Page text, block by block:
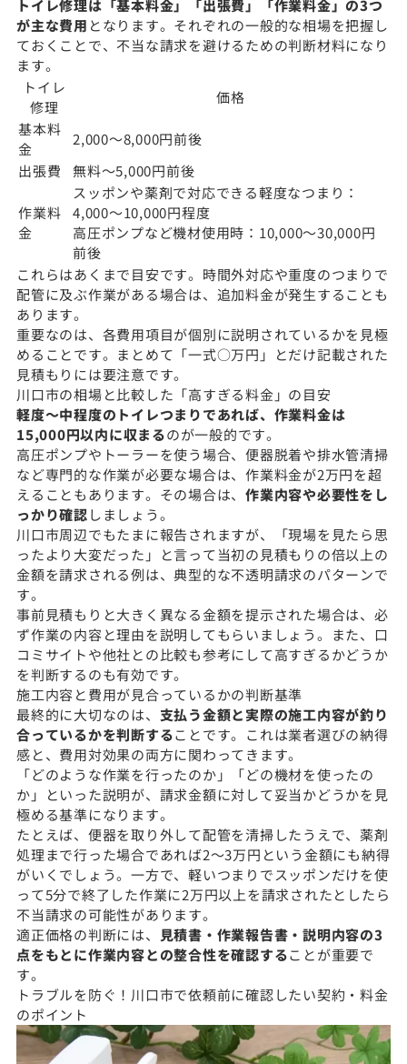
トイレ修理は「基本料金」「出張費」「作業料金」の3つ
が主な費用 となります。それぞれの一般的な相場を把握し
ておくことで、不当な請求を避けるための判断材料になり
ます。
トイレ
修理
価格
基本料
金
2,000〜8,000円前後
出張費
無料〜5,000円前後
作業料
金
スッポンや薬剤で対応できる軽度なつまり：
4,000〜10,000円程度
高圧ポンプなど機材使用時：10,000〜30,000円
前後
これらはあくまで目安です。時間外対応や重度のつまりで
配管に及ぶ作業がある場合は、追加料金が発生することも
あります。
重要なのは、各費用項目が個別に説明されているかを見極
めることです。まとめて「一式○万円」とだけ記載された
見積もりには要注意です。
川口市の相場と比較した「高すぎる料金」の目安
軽度〜中程度のトイレつまりであれば、作業料金は
15,000円以内に収まるのが一般的です。
高圧ポンプやトーラーを使う場合、便器脱着や排水管清掃
など専門的な作業が必要な場合は、作業料金が2万円を超
えることもあります。その場合は、 作業内容や必要性をし
っかり確認しましょう。
川口市周辺でもたまに報告されますが、「現場を見たら思
ったより大変だった」と言って当初の見積もりの倍以上の
金額を請求される例は、典型的な不透明請求のパターンで
す。
事前見積もりと大きく異なる金額を提示された場合は、必
ず作業の内容と理由を説明してもらいましょう。また、口
コミサイトや他社との比較も参考にして高すぎるかどうか
を判断するのも有効です。
施工内容と費用が見合っているかの判断基準
最終的に大切なのは、 支払う金額と実際の施工内容が釣り
合っているかを判断することです。これは業者選びの納得
感と、費用対効果の両方に関わってきます。
「どのような作業を行ったのか」「どの機材を使ったの
か」といった説明が、請求金額に対して妥当かどうかを見
極める基準になります。
たとえば、便器を取り外して配管を清掃したうえで、薬剤
処理まで行った場合であれば2〜3万円という金額にも納得
がいくでしょう。一方で、軽いつまりでスッポンだけを使
って5分で終了した作業に2万円以上を請求されたとしたら
不当請求の可能性があります。
適正価格の判断には、 見積書・作業報告書・説明内容の3
点をもとに作業内容との整合性を確認することが重要で
す。
トラブルを防ぐ！川口市で依頼前に確認したい契約・料金
のポイント